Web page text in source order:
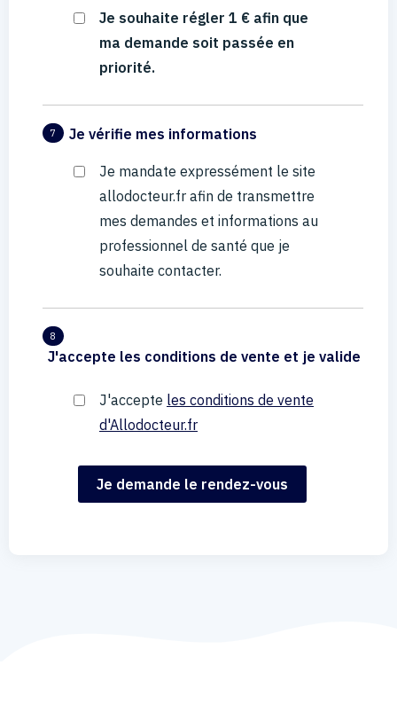
Je souhaite régler 1 € afin que
ma demande soit passée en
priorité.
7 Je vérifie mes informations
Je mandate expressément le site
allodocteur.fr afin de transmettre
mes demandes et informations au
professionnel de santé que je
souhaite contacter.
8
J'accepte les conditions de vente et je valide
J'accepte les conditions de vente
d'Allodocteur.fr